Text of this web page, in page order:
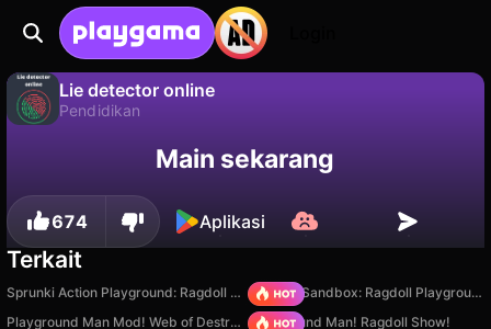
Lie detector online
Pendidikan
Simpan progresnya!
Main sekarang
674 Aplikasi
Terkait
Sprunki Action Playground: Ragdoll Sandbox
Sprunki Sandbox: Ragdoll Playground Mode
Playground Man Mod! Web of Destruction! Playground Man! Ragdoll Show!